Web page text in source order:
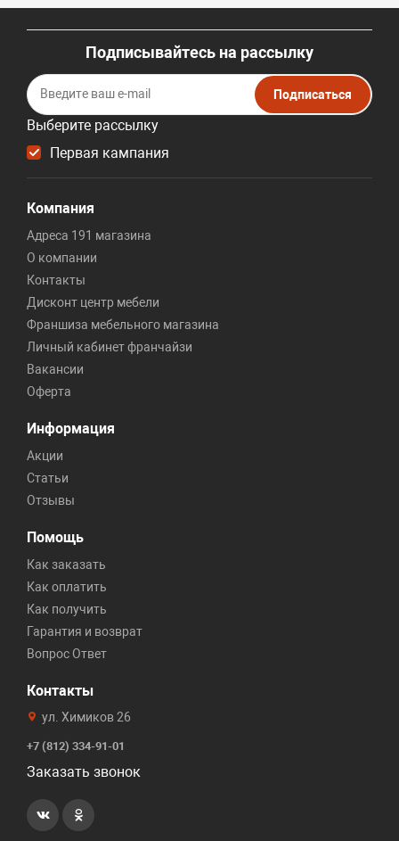
Подписывайтесь на рассылку
Выберите рассылку
Первая кампания
Подписаться
Компания
Адреса 191 магазина
О компании
Контакты
Дисконт центр мебели
Франшиза мебельного магазина
Личный кабинет франчайзи
Вакансии
Оферта
Информация
Акции
Статьи
Отзывы
Помощь
Как заказать
Как оплатить
Как получить
Гарантия и возврат
Вопрос Ответ
Контакты
ул. Химиков 26
+7 (812) 334-91-01
Заказать звонок